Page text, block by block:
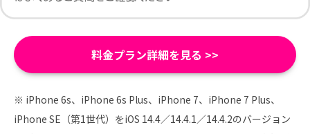
料金プラン詳細を見る
※ iPhone 6s、iPhone 6s Plus、iPhone 7、iPhone 7 Plus、
iPhone SE（第1世代）をiOS 14.4／14.4.1／14.4.2のバージョン